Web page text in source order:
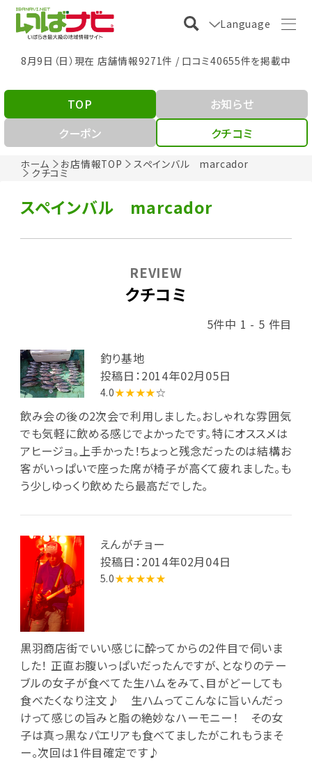
Language
8月9日（日）現在 店舗情報9271件 / 口コミ40655件を掲載中
ホーム お店情報TOP スペインバル marcador
クチコミ
TOP
お知らせ
クーポン
クチコミ
スペインバル marcador
クチコミ
REVIEW
5件中 1 - 5 件目
釣り基地
投稿日：2014年02月05日
4.0★★★★☆
飲み会の後の2次会で利用しました。おしゃれな雰囲気
でも気軽に飲める感じでよかったです。特にオススメは
アヒージョ。上手かった！ちょっと残念だったのは結構お
客がいっぱいで座った席が椅子が高くて疲れました。も
う少しゆっくり飲めたら最高だでした。
えんがチョー
投稿日：2014年02月04日
5.0★★★★★
黒羽商店街でいい感じに酔ってからの2件目で伺いま
した！ 正直お腹いっぱいだったんですが、となりのテー
ブルの女子が食べてた生ハムをみて、目がどーしても
食べたくなり注文♪ 生ハムってこんなに旨いんだっ
けって感じの旨みと脂の絶妙なハーモニー！ その女
子は真っ黒なパエリアも食べてましたがこれもうまそ
ー。次回は1件目確定です♪